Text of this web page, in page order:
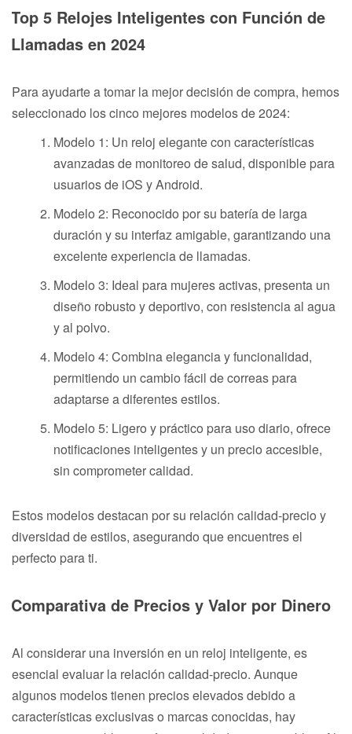
Top 5 Relojes Inteligentes con Función de
Llamadas en 2024
Para ayudarte a tomar la mejor decisión de compra, hemos
seleccionado los cinco mejores modelos de 2024:
Modelo 1: Un reloj elegante con características
avanzadas de monitoreo de salud, disponible para
usuarios de iOS y Android.
Modelo 2: Reconocido por su batería de larga
duración y su interfaz amigable, garantizando una
excelente experiencia de llamadas.
Modelo 3: Ideal para mujeres activas, presenta un
diseño robusto y deportivo, con resistencia al agua
y al polvo.
Modelo 4: Combina elegancia y funcionalidad,
permitiendo un cambio fácil de correas para
adaptarse a diferentes estilos.
Modelo 5: Ligero y práctico para uso diario, ofrece
notificaciones inteligentes y un precio accesible,
sin comprometer calidad.
Estos modelos destacan por su relación calidad-precio y
diversidad de estilos, asegurando que encuentres el
perfecto para ti.
Comparativa de Precios y Valor por Dinero
Al considerar una inversión en un reloj inteligente, es
esencial evaluar la relación calidad-precio. Aunque
algunos modelos tienen precios elevados debido a
características exclusivas o marcas conocidas, hay